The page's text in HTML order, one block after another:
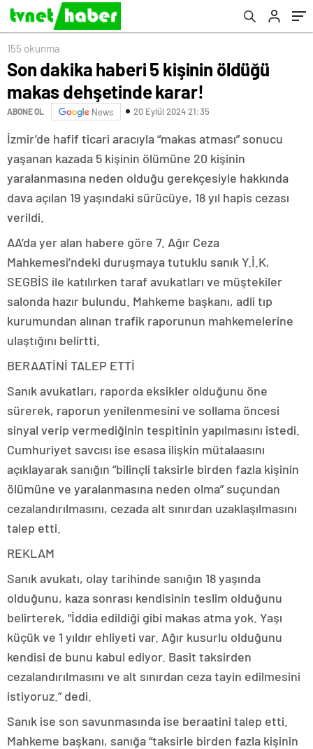
155 okunma
Son dakika haberi 5 kişinin öldüğü
makas dehşetinde karar!
ABONE OL News 20 Eylül 2024 21:35
İzmir’de hafif ticari aracıyla “makas atması” sonucu
yaşanan kazada 5 kişinin ölümüne 20 kişinin
yaralanmasına neden olduğu gerekçesiyle hakkında
dava açılan 19 yaşındaki sürücüye, 18 yıl hapis cezası
verildi.
AA’da yer alan habere göre 7. Ağır Ceza
Mahkemesi’ndeki duruşmaya tutuklu sanık Y.İ.K,
SEGBİS ile katılırken taraf avukatları ve müştekiler
salonda hazır bulundu. Mahkeme başkanı, adli tıp
kurumundan alınan trafik raporunun mahkemelerine
ulaştığını belirtti.
BERAATİNİ TALEP ETTİ
Sanık avukatları, raporda eksikler olduğunu öne
sürerek, raporun yenilenmesini ve sollama öncesi
sinyal verip vermediğinin tespitinin yapılmasını istedi.
Cumhuriyet savcısı ise esasa ilişkin mütalaasını
açıklayarak sanığın “bilinçli taksirle birden fazla kişinin
ölümüne ve yaralanmasına neden olma” suçundan
cezalandırılmasını, cezada alt sınırdan uzaklaşılmasını
talep etti.
REKLAM
Sanık avukatı, olay tarihinde sanığın 18 yaşında
olduğunu, kaza sonrası kendisinin teslim olduğunu
belirterek, “İddia edildiği gibi makas atma yok. Yaşı
küçük ve 1 yıldır ehliyeti var. Ağır kusurlu olduğunu
kendisi de bunu kabul ediyor. Basit taksirden
cezalandırılmasını ve alt sınırdan ceza tayin edilmesini
istiyoruz.” dedi.
Sanık ise son savunmasında ise beraatini talep etti.
Mahkeme başkanı, sanığa “taksirle birden fazla kişinin